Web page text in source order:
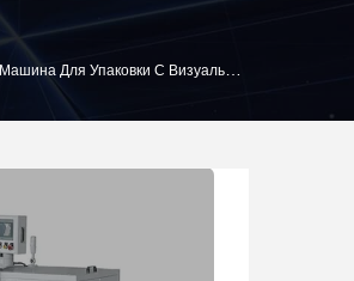
Машина Для Упаковки С Визуальным Подсчетом